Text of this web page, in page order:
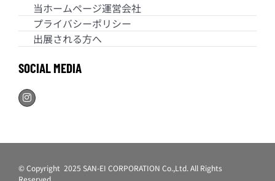
当ホームページ運営会社
プライバシーポリシー
出展される方へ
SOCIAL MEDIA
© Copyright 2025 SAN-EI CORPORATION Co.,Ltd. All Rights